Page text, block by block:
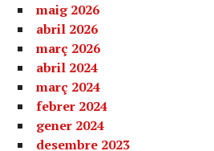
maig 2026
abril 2026
març 2026
abril 2024
març 2024
febrer 2024
gener 2024
desembre 2023